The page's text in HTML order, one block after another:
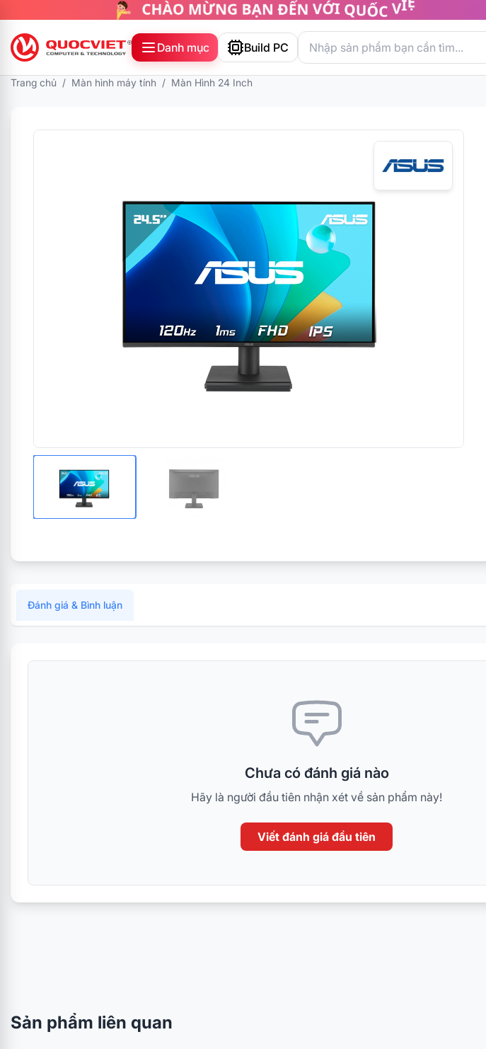
Danh mục Build PC
Trang chủ / Màn hình máy tính / Màn Hình 24 Inch
Đánh giá & Bình luận
Chưa có đánh giá nào
Hãy là người đầu tiên nhận xét về sản phẩm này!
Viết đánh giá đầu tiên
Sản phẩm liên quan